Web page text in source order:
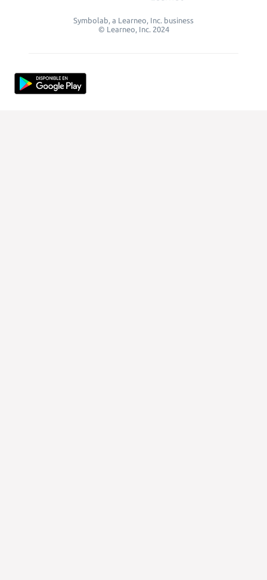
Symbolab, a Learneo, Inc. business
© Learneo, Inc. 2024